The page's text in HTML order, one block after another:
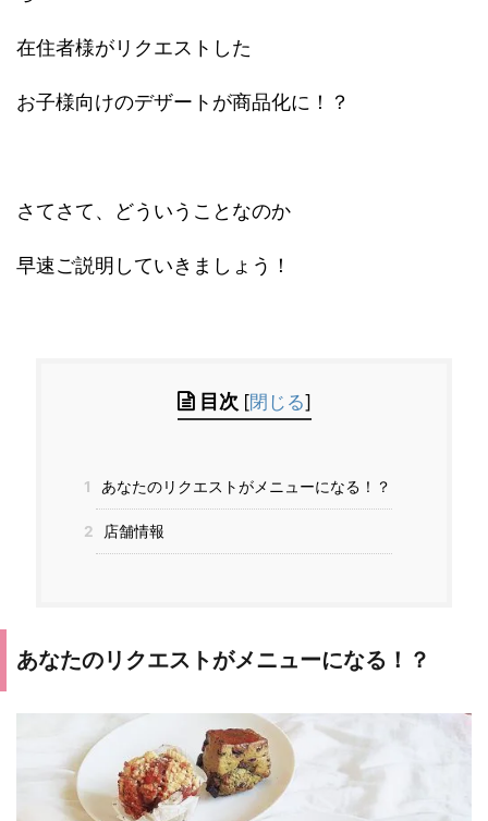
在住者様がリクエストした
お子様向けのデザートが商品化に！？
さてさて、どういうことなのか
早速ご説明していきましょう！
目次 [閉じる]
1 あなたのリクエストがメニューになる！？
2 店舗情報
あなたのリクエストがメニューになる！？